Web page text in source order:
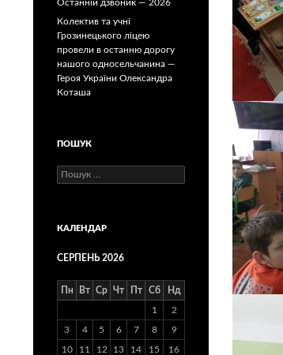
Останній дзвоник — 2026
Колектив та учні
Грозинецького ліцею
провели в останню дорогу
нашого односельчанина —
Героя України Олександра
Коташа
ПОШУК
Пошук:
КАЛЕНДАР
СЕРПЕНЬ 2026
Пн Вт Ср Чт Пт Сб Нд
1 2
3 4 5 6 7 8 9
10 11 12 13 14 15 16